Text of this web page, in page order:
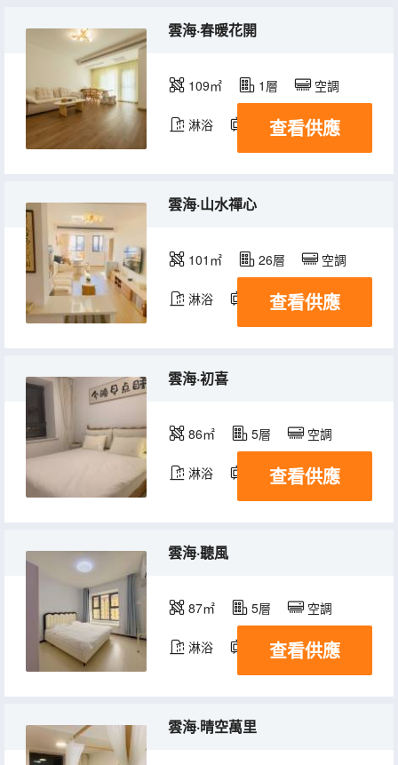
雲海·春暖花開
109㎡ 1層 空調
淋浴 電視機 冰箱
查看供應
雲海·山水禪心
101㎡ 26層 空調
淋浴 電視機 冰箱
查看供應
雲海·初喜
86㎡ 5層 空調
淋浴 電視機 冰箱
查看供應
雲海·聽風
87㎡ 5層 空調
淋浴 電視機 冰箱
查看供應
雲海·晴空萬里